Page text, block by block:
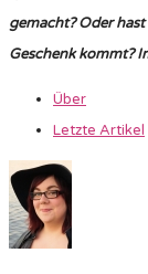
gemacht? Oder
Geschenk kommt?
Über
Letzte Artikel